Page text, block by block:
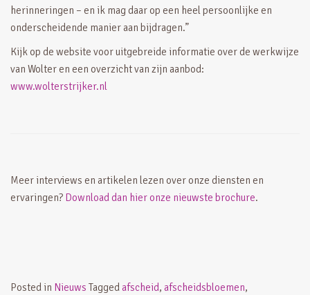
herinneringen – en ik mag daar op een heel persoonlijke en
onderscheidende manier aan bijdragen.”
Kijk op de website voor uitgebreide informatie over de werkwijze
van Wolter en een overzicht van zijn aanbod:
www.wolterstrijker.nl
Meer interviews en artikelen lezen over onze diensten en
ervaringen? Download dan hier onze nieuwste brochure.
Posted in Nieuws Taggedafscheid, afscheidsbloemen,